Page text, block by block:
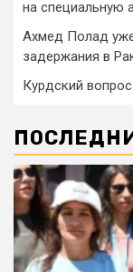
на специальную
Ахмед Полад уже
задержания в
Курдский